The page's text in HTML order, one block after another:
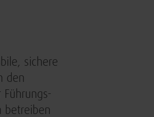
sichere
den
betreiben